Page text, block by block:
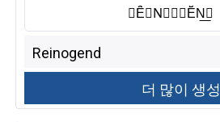
𝑹Ȇ̈𝐈N⃠𝑶𝕲Ĕ̈N͟𝑫